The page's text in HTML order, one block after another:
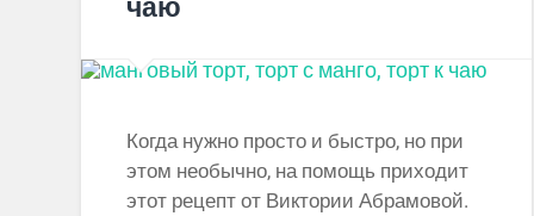
Когда нужно просто и быстро, но при
этом необычно, на помощь приходит
этот рецепт от Виктории Абрамовой.